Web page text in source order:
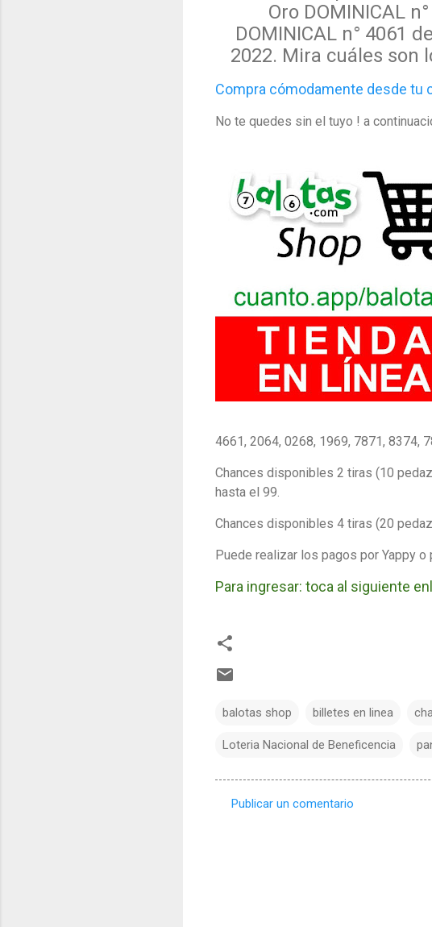
Oro DOMINICAL
DOMINICAL n° 4061
2022. Mira cuáles son
Compra cómodamente desde tu
No te quedes sin el tuyo ! a
4661, 2064, 0268, 1969, 7871, 8374,
Chances disponibles 2 tiras (10
hasta el 99.
Chances disponibles 4 tiras (20
Puede realizar los pagos por Yappy
Para ingresar: toca al siguiente
balotas shop billetes en linea
Loteria Nacional de Beneficencia
Publicar un comentario